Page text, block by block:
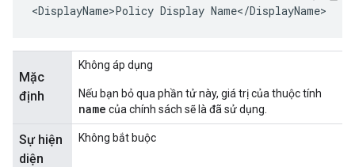
<DisplayName>Policy Display Name</DisplayName>
Mặc
định
Không áp dụng
Nếu bạn bỏ qua phần tử này, giá trị của thuộc tính
name của chính sách sẽ là đã sử dụng.
Sự hiện
diện
Không bắt buộc